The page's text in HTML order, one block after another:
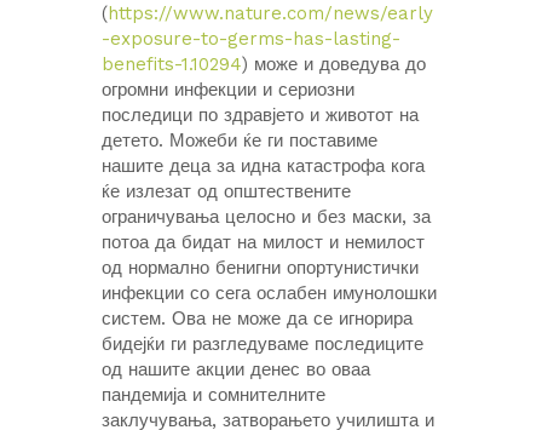
(https://www.nature.com/news/early
-exposure-to-germs-has-lasting-
benefits-1.10294) може и доведува до
огромни инфекции и сериозни
последици по здравјето и животот на
детето. Можеби ќе ги поставиме
нашите деца за идна катастрофа кога
ќе излезат од општествените
ограничувања целосно и без маски, за
потоа да бидат на милост и немилост
од нормално бенигни опортунистички
инфекции со сега ослабен имунолошки
систем. Ова не може да се игнорира
бидејќи ги разгледуваме последиците
од нашите акции денес во оваа
пандемија и сомнителните
заклучувања, затворањето училишта и